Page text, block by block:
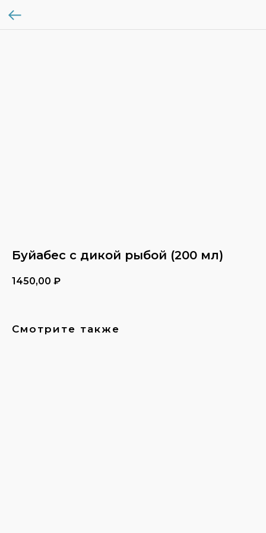
Буйабес с дикой рыбой (200 мл)
1450,00 ₽
Смотрите также